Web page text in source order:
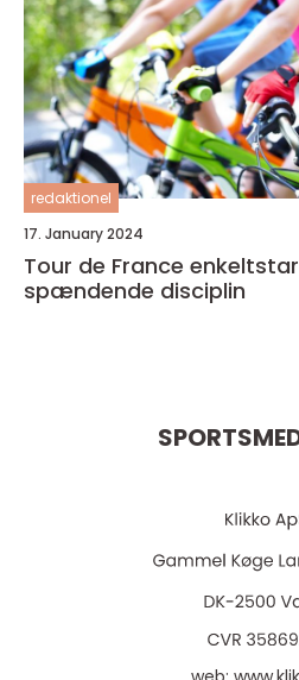
redaktionel
17. January 2024
Tour de France
spændende disciplin